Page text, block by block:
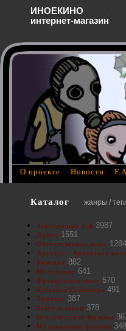
Каталог жанры / теги
Зарубежные х/ф 3987
Драма 1551
Отечественное кино 1284
Артхаус - Авторское кино
Комедия 882
Мелодрама 641
Французское кино 570
Классика Голливуда 491
Триллер 387
Балет и танец 378
Исторические фильмы
Музыкальные фильмы 348
О проекте Новости
ИНОЕКИНО
интернет-магазин